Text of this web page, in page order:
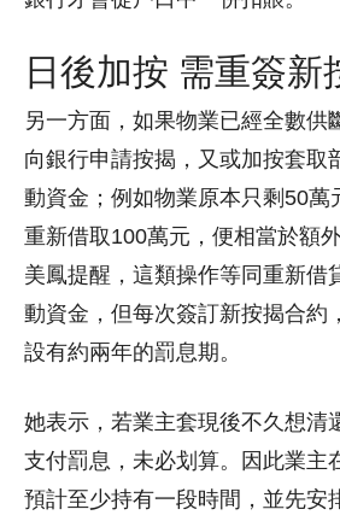
日後加按 需重簽新
另一方面，如果物業已經全數供
向銀行申請按揭，又或加按套取
動資金；例如物業原本只剩50萬
重新借取100萬元，便相當於額
美鳳提醒，這類操作等同重新借
動資金，但每次簽訂新按揭合約
設有約兩年的罰息期。
她表示，若業主套現後不久想清
支付罰息，未必划算。因此業主
預計至少持有一段時間，並先安